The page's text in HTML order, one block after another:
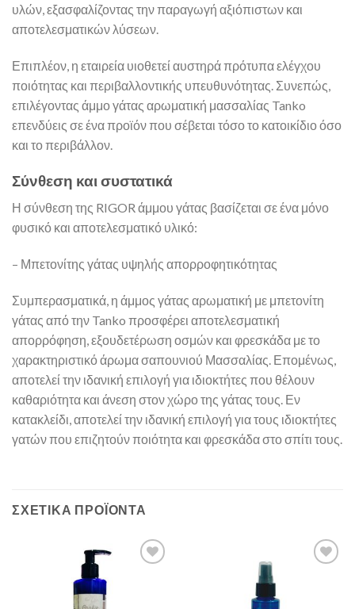
υλών, εξασφαλίζοντας την παραγωγή αξιόπιστων και
αποτελεσματικών λύσεων.
Επιπλέον, η εταιρεία υιοθετεί αυστηρά πρότυπα ελέγχου
ποιότητας και περιβαλλοντικής υπευθυνότητας. Συνεπώς,
επιλέγοντας άμμο γάτας αρωματική μασσαλίας Tanko
επενδύεις σε ένα προϊόν που σέβεται τόσο το κατοικίδιο όσο
και το περιβάλλον.
Σύνθεση και συστατικά
Η σύνθεση της RIGOR άμμου γάτας βασίζεται σε ένα μόνο
φυσικό και αποτελεσματικό υλικό:
– Μπετονίτης γάτας υψηλής απορροφητικότητας
Συμπερασματικά, η άμμος γάτας αρωματική με μπετονίτη
γάτας από την Tanko προσφέρει αποτελεσματική
απορρόφηση, εξουδετέρωση οσμών και φρεσκάδα με το
χαρακτηριστικό άρωμα σαπουνιού Μασσαλίας. Επομένως,
αποτελεί την ιδανική επιλογή για ιδιοκτήτες που θέλουν
καθαριότητα και άνεση στον χώρο της γάτας τους. Εν
κατακλείδι, αποτελεί την ιδανική επιλογή για τους ιδιοκτήτες
γατών που επιζητούν ποιότητα και φρεσκάδα στο σπίτι τους.
ΣΧΕΤΙΚΆ ΠΡΟΪΌΝΤΑ